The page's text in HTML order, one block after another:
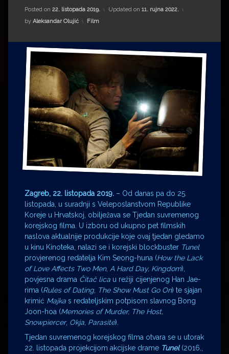
Drugi autori
Drugi autori
Matea Andrić
Ljiljana Lekanić-Kljaić
Željko Krznarić
Mario Lovreković
Miroslav Šantek
Posted on 22. listopada 2019. Updated on 11. rujna 2022.
by Aleksandar Olujić Kategorije:
Film
Zagreb, 22. listopada 2019. – Od danas pa do 25.
listopada, u suradnji s Veleposlanstvom Republike
Koreje u Hrvatskoj, obilježava se Tjedan suvremenog
korejskog filma. U izboru od ukupno pet filmskih
naslova aktualnije produkcije koje ovaj tjedan gledamo
u kinu Kinoteka, nalazi se i korejski blockbuster Tunel
provjerenog redatelja Kim Seong-huna (How the Lack
of Love Affects Two Men, A Hard Day, Kingdom),
povjesna drama Čitač lica u režiji cijenjenog Han Jae-
rima (Rules of Dating, The Show Must Go On) te sjajan
krimić Majka s redateljskim potpisom slavnog Bong
Joon-hoa (Memories of Murder, The Host,
Snowpiercer, Okja, Parasite).
Tjedan suvremenog korejskog filma otvara se u utorak
22. listopada projekcijom akcijske drame Tunel (2016.,